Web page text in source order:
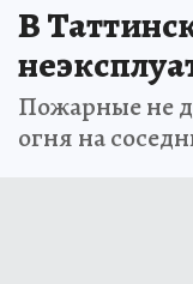
В
Пожарные не
огня на